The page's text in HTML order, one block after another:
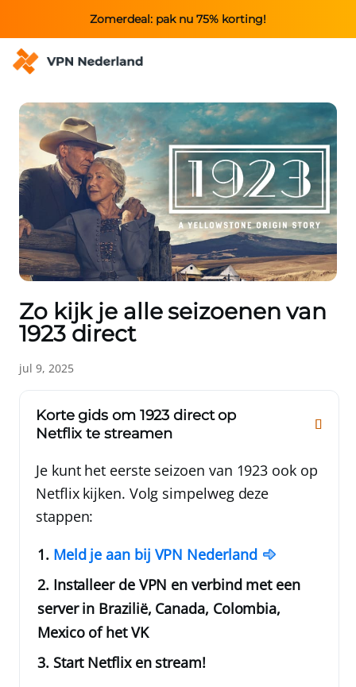
Zomerdeal: pak nu 75% korting!
Zo kijk je alle seizoenen van
1923 direct
jul 9, 2025
Korte gids om 1923 direct op
Netflix te streamen
Je kunt het eerste seizoen van 1923 ook op
Netflix kijken. Volg simpelweg deze
stappen:
Meld je aan bij VPN Nederland
Installeer de VPN en verbind met een
server in Brazilië, Canada, Colombia,
Mexico of het VK
Start Netflix en stream!